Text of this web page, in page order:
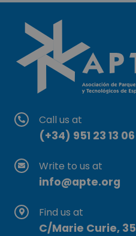
Call us at
(+34) 951 23 13 06
Write to us at
info@apte.org
Find us at
C/Marie Curie, 35